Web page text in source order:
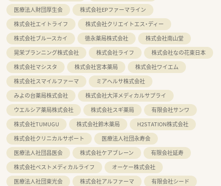
医療法人財団厚生会
株式会社EPファーマライン
株式会社エイトライフ
株式会社クリエイトエス・ディー
株式会社ブルースカイ
徳永薬局株式会社
株式会社南山堂
晃栄プランニング株式会社
株式会社ライフ
株式会社なの花東日本
株式会社マシスタ
株式会社宮本薬局
株式会社ワイエム
株式会社スマイルファーマ
ミアヘルサ株式会社
みよの台薬局株式会社
株式会社大洋メディカルサプライ
ウエルシア薬局株式会社
株式会社スギ薬局
有限会社サンワ
株式会社TUMUGU
株式会社鈴木薬局
H2STATION株式会社
株式会社クリニカルサポート
医療法人社団永寿会
医療法人社団昌医会
株式会社ケアブレーン
有限会社延寿
株式会社ベストメディカルライフ
オーケー株式会社
医療法人社団東光会
株式会社アルファーマ
有限会社シード